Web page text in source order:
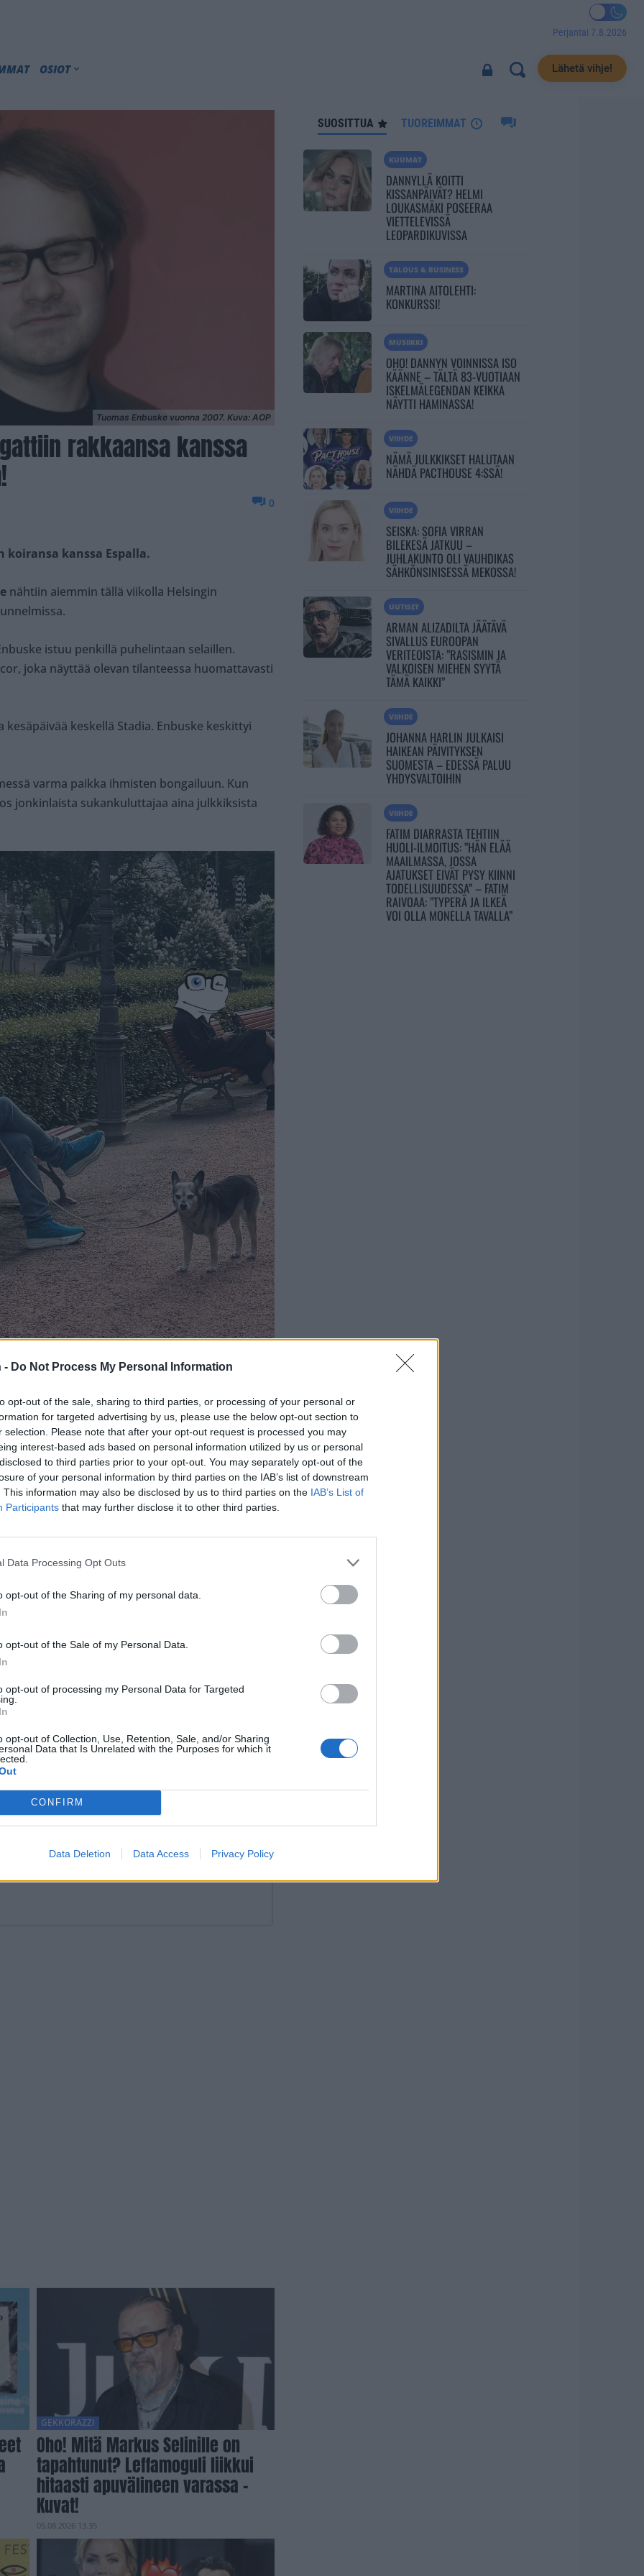
- Do Not Process My Personal Information
opt-out of the sale, sharing to third parties, or processing of your personal or
for targeted advertising by us, please use the below opt-out section to
selection. Please note that after your opt-out request is processed you may
interest-based ads based on personal information utilized by us or personal
to third parties prior to your opt-out. You may separately opt-out of the
of your personal information by third parties on the IAB’s list of downstream
This information may also be disclosed by us to third parties on the IAB’s List of
Participants that may further disclose it to other third parties.
Data Processing Opt Outs
opt-out of the Sharing of my personal data.
opt-out of the Sale of my Personal Data.
opt-out of processing my Personal Data for Targeted
opt-out of Collection, Use, Retention, Sale, and/or Sharing
Data that Is Unrelated with the Purposes for which it
CONFIRM
Data Deletion Data Access Privacy Policy
Perjantai 7.8.2026
OSIOT Lähetä vihje!
Tuomas Enbuske vuonna 2007. Kuva: AOP
rakkaansa kanssa
0
kanssa Espalla.
nähtiin aiemmin tällä viikolla Helsingin
istuu penkillä puhelintaan selaillen.
joka näyttää olevan tilanteessa huomattavasti
keskellä Stadia. Enbuske keskittyi
varma paikka ihmisten bongailuun. Kun
jonkinlaista sukankuluttajaa aina julkkiksista
korvilla koissunsa kanssa, joka vahti isäntäänsä. Kuva:
peruukin koiransa karvoista: ”meillä on
Rescue-koira Tuomas Enbuske
kuitenkin
GEKKORAZZI
Oho! Mitä Markus Selinille on
tapahtunut? Leffamoguli liikkui
hitaasti apuvälineen varassa –
Kuvat!
05.08.2026 13.35
SUOSITTUA TUOREIMMAT
KUUMAT
DANNYLLÄ KOITTI
KISSANPÄIVÄT? HELMI
LOUKASMÄKI POSEERAA
VIETTELEVISSÄ
LEOPARDIKUVISSA
TALOUS & BUSINESS
MARTINA AITOLEHTI:
KONKURSSI!
MUSIIKKI
OHO! DANNYN VOINNISSA ISO
KÄÄNNE – TÄLTÄ 83-VUOTIAAN
ISKELMÄLEGENDAN KEIKKA
NÄYTTI HAMINASSA!
VIIHDE
NÄMÄ JULKKIKSET HALUTAAN
NÄHDÄ PACTHOUSE 4:SSÄ!
VIIHDE
SEISKA: SOFIA VIRRAN
BILEKESÄ JATKUU –
JUHLAKUNTO OLI VAUHDIKAS
SÄHKÖNSINISESSÄ MEKOSSA!
UUTISET
ARMAN ALIZADILTA JÄÄTÄVÄ
SIVALLUS EUROOPAN
VERITEOISTA: ”RASISMIN JA
VALKOISEN MIEHEN SYYTÄ
TÄMÄ KAIKKI”
VIIHDE
JOHANNA HARLIN JULKAISI
HAIKEAN PÄIVITYKSEN
SUOMESTA – EDESSÄ PALUU
YHDYSVALTOIHIN
VIIHDE
FATIM DIARRASTA TEHTIIN
HUOLI-ILMOITUS: ”HÄN ELÄÄ
MAAILMASSA, JOSSA
AJATUKSET EIVÄT PYSY KIINNI
TODELLISUUDESSA” – FATIM
RAIVOAA: ”TYPERÄ JA ILKEÄ
VOI OLLA MONELLA TAVALLA”